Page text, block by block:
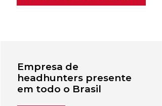
Empresa de
headhunters presente
em todo o Brasil